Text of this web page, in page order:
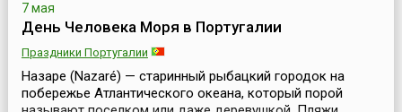
7 мая
День Человека Моря в Португалии
Праздники Португалии
Назаре (Nazaré) — старинный рыбацкий городок на
побережье Атлантического океана, который порой